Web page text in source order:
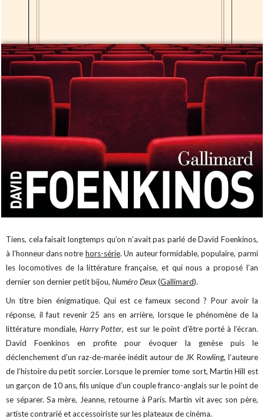
Tiens, cela faisait longtemps qu’on n’avait pas parlé de David Foenkinos,
à l'honneur dans notre hors-série. Un auteur formidable, populaire, parmi
les locomotives de la littérature française, et qui nous a proposé l’an
dernier son dernier petit bijou,Numéro Deux(Gallimard).
Un titre bien énigmatique. Qui est ce fameux second ? Pour avoir la
réponse, il faut revenir 25 ans en arrière, lorsque le phénomène de la
littérature mondiale, Harry Potter, est sur le point d’être porté à l’écran.
David Foenkinos en profite pour évoquer la genèse puis le
déclenchement d’un raz-de-marée inédit autour de JK Rowling, l’auteure
de l’histoire du petit sorcier. Lorsque le premier tome sort, Martin Hill est
un garçon de 10 ans, fils unique d’un couple franco-anglais sur le point de
se séparer. Sa mère, Jeanne, retourne à Paris. Martin vit avec son père,
artiste contrarié et accessoiriste sur les plateaux de cinéma.